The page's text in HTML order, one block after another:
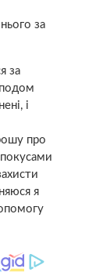
за
за
і
про
я